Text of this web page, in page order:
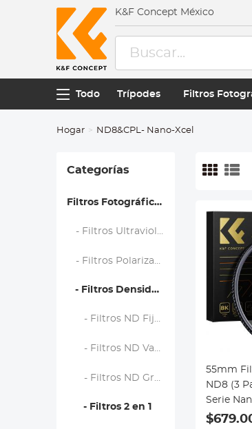
K&F Concept México
Todo Trípodes Filtros
Hogar ND8&CPL- Nano-Xcel
Categorías
Filtros Fotográficos
- Filtros Ultravioleta (UV)
- Filtros Polarizadores (CPL)
- Filtros Densidad Neutra (ND)
- Filtros ND Fijos
- Filtros ND Variables
- Filtros ND Graduados
- Filtros 2 en 1
55mm
ND8 (3
Serie